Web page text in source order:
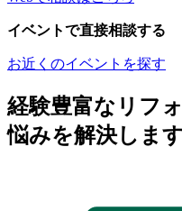
イベントで直接相談する
お近くのイベントを探す
経験豊富なリフ
悩みを解決しま